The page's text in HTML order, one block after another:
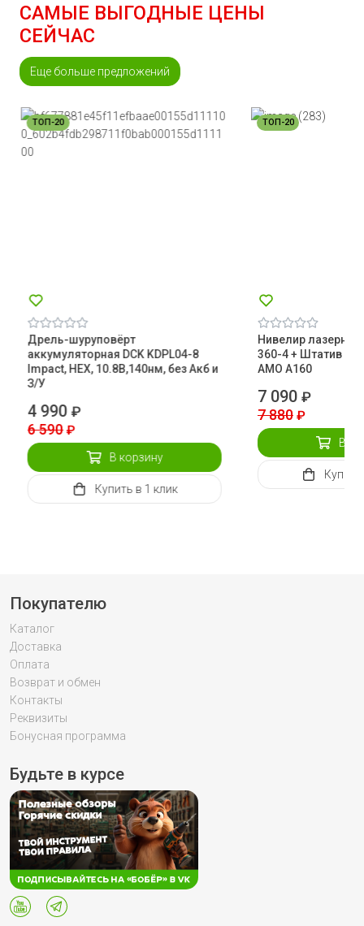
САМЫЕ ВЫГОДНЫЕ ЦЕНЫ
СЕЙЧАС
Еще больше предложений
ТОП-20
Дрель-шуруповёрт
аккумуляторная DCK KDPL04-8
Impact, HEX, 10.8В,140нм, без Акб и
З/У
4 990₽
6 590 ₽
В корзину
Купить в 1 клик
ТОП-20
Нивелир лазерный
360-4 + Штатив
AMO A160
7 090 ₽
7 880 ₽
В
Купить
Покупателю
Каталог
Доставка
Оплата
Возврат и обмен
Контакты
Реквизиты
Бонусная программа
Будьте в курсе